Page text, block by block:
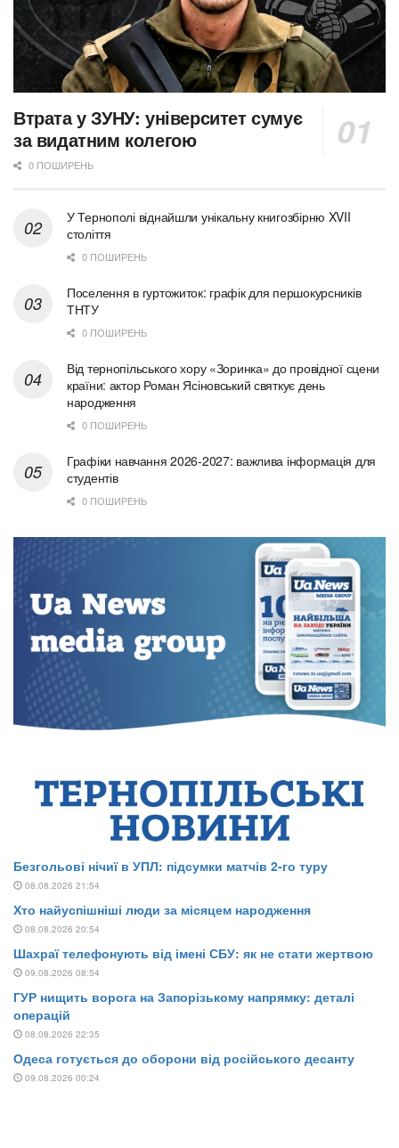
Втрата у ЗУНУ: університет сумує
за видатним колегою
0 ПОШИРЕНЬ
У Тернополі віднайшли унікальну книгозбірню XVII
століття
0 ПОШИРЕНЬ
Поселення в гуртожиток: графік для першокурсників
ТНТУ
0 ПОШИРЕНЬ
Від тернопільського хору «Зоринка» до провідної сцени
країни: актор Роман Ясіновський святкує день
народження
0 ПОШИРЕНЬ
Графіки навчання 2026-2027: важлива інформація для
студентів
0 ПОШИРЕНЬ